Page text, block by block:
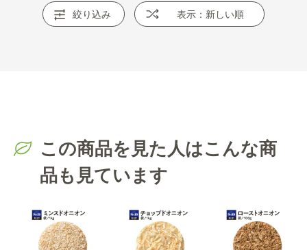
絞り込み 表示：新しい順
この商品を見た人はこんな商
品も見ています